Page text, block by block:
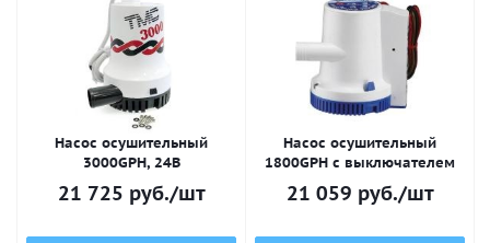
Насос осушительный
3000GPH, 24В
21 725 руб./шт
Насос осушительный
1800GPH с выключателем
21 059 руб./шт